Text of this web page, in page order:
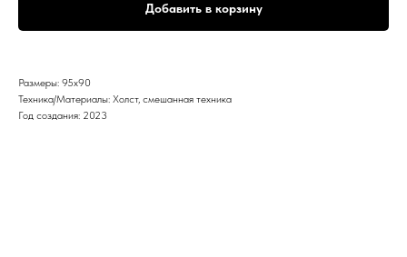
Добавить в корзину
Размеры: 95х90
Техника/Материалы: Холст, смешанная техника
Год создания: 2023